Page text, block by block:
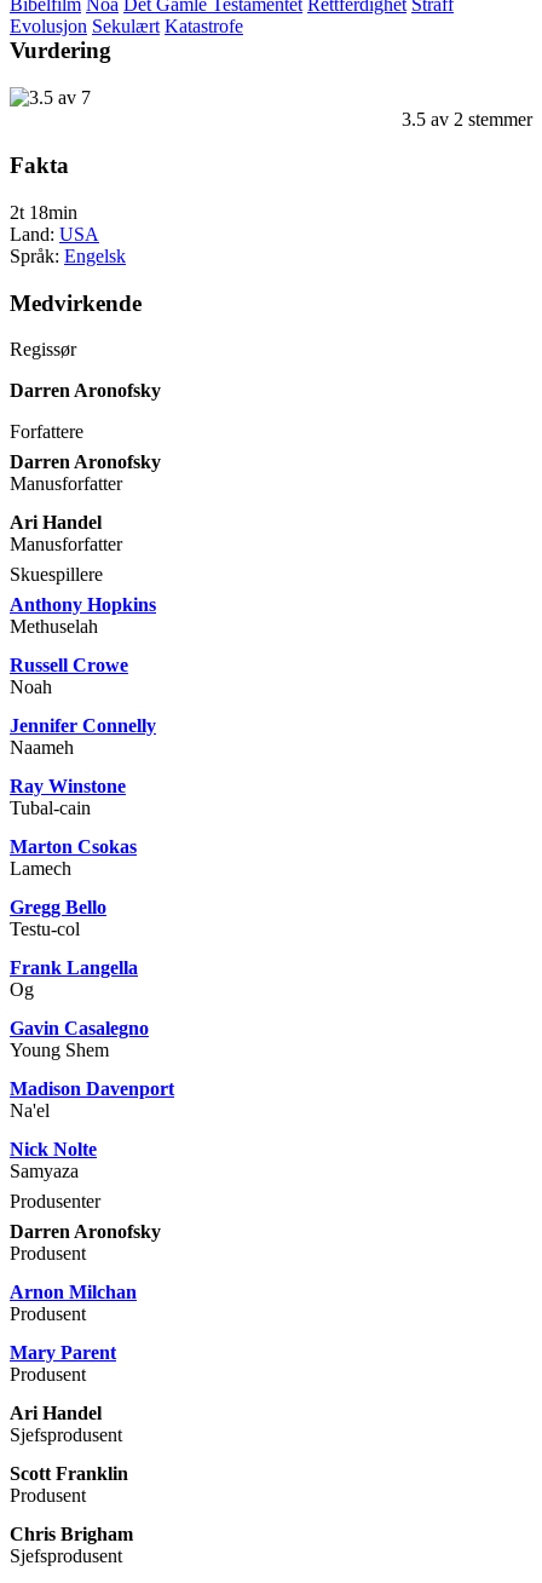
Evolusjon Sekulært Katastrofe
Vurdering
3.5 av 2 stemmer
Fakta
2t 18min
Land: USA
Språk: Engelsk
Medvirkende
Regissør
Darren Aronofsky
Forfattere
Darren Aronofsky
Manusforfatter
Ari Handel
Manusforfatter
Skuespillere
Anthony Hopkins
Methuselah
Russell Crowe
Noah
Jennifer Connelly
Naameh
Ray Winstone
Tubal-cain
Marton Csokas
Lamech
Gregg Bello
Testu-col
Frank Langella
Og
Gavin Casalegno
Young Shem
Madison Davenport
Na'el
Nick Nolte
Samyaza
Produsenter
Darren Aronofsky
Produsent
Arnon Milchan
Produsent
Mary Parent
Produsent
Ari Handel
Sjefsprodusent
Scott Franklin
Produsent
Chris Brigham
Sjefsprodusent